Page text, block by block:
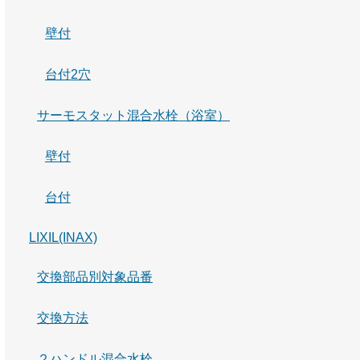
壁付
台付2穴
サーモスタット混合水栓（浴室）
壁付
台付
LIXIL(INAX)
交換部品別対象品番
交換方法